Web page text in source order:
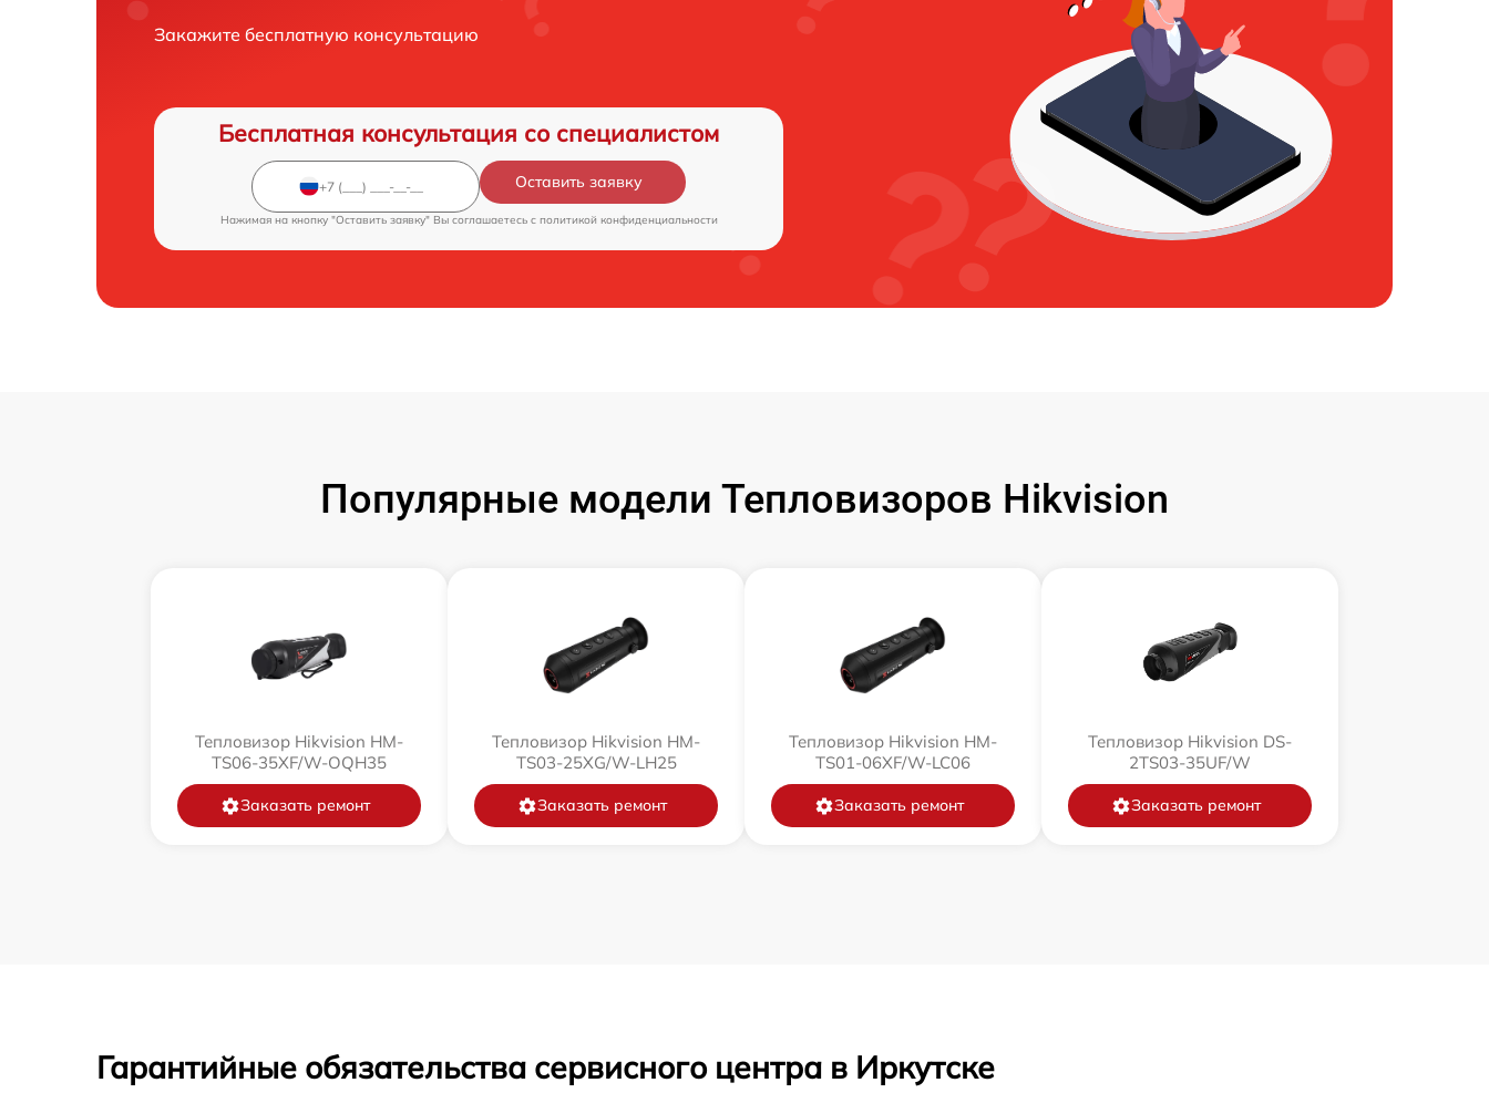
Закажите бесплатную консультацию
Бесплатная консультация со специалистом
Оставить заявку
Нажимая на кнопку "Оставить заявку" Вы соглашаетесь c политикой конфиденциальности
Популярные модели Тепловизоров Hikvision
Тепловизор Hikvision HM-
TS06-35XF/W-OQH35
Заказать ремонт
Тепловизор Hikvision HM-
TS03-25XG/W-LH25
Заказать ремонт
Тепловизор Hikvision HM-
TS01-06XF/W-LC06
Заказать ремонт
Тепловизор Hikvision DS-
2TS03-35UF/W
Заказать ремонт
Гарантийные обязательства сервисного центра в Иркутске